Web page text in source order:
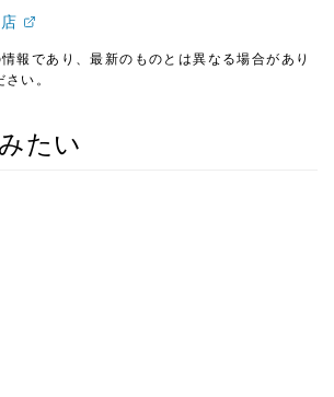
報であり、最新のものとは異なる場合があり
い。
たい